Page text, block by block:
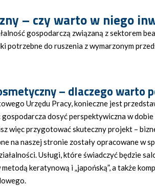
– czy wartow niego
gospodarczą związaną z sektorem
potrzebne do ruszenia z wymarzonym
– dlaczego warto
Urzędu Pracy, konieczne jest
dosyć perspektywiczna w
więc przygotować skuteczny projekt –
na naszej stronie zostały opracowane w
Usługi, które świadczyć będzie
keratynową i „japońską”, a także